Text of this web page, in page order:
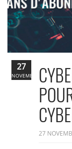
27
27
NOVEMBRE